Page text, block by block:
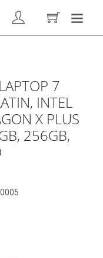
7
INTEL
X PLUS
256GB,